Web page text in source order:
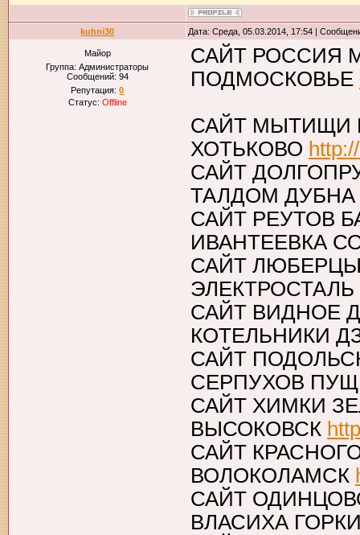
kuhni30 Дата: Среда, 05.03.2014, 17:54 |
Майор
Группа: Администраторы
Сообщений: 94
Репутация:0
Статус: Offline
САЙТ РОССИЯ
ПОДМОСКОВЬЕ
САЙТ МЫТИЩИ
ХОТЬКОВО
САЙТ
ТАЛДОМ ДУБНА
САЙТ РЕУТОВ
ИВАНТЕЕВКА
САЙТ
САЙТ ВИДНОЕ
КОТЕЛЬНИКИ
САЙТ
СЕРПУХОВ
САЙТ ХИМКИ
ВЫСОКОВСК
САЙТ
ВОЛОКОЛАМСК
САЙТ
ВЛАСИХА